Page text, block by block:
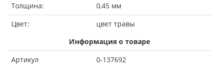
Толщина:
0,45 мм
Цвет:
цвет травы
Информация о товаре
Артикул
0-137692